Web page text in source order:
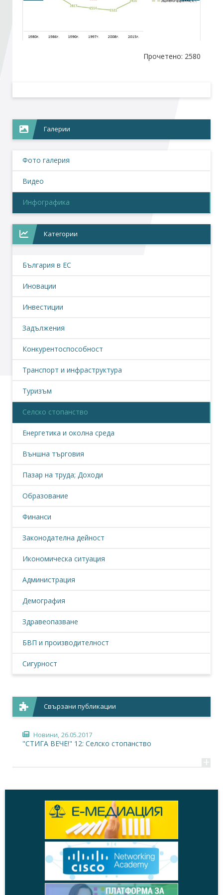
Абонирайте се!
Прочетено: 2580
Галерии
Фото галерия
Видео
Инфографика
Категории
България в ЕС
Иновации
Инвестиции
Задължения
Конкурентоспособност
Транспорт и инфраструктура
Туризъм
Селско стопанство
Енергетика и околна среда
Външна търговия
Пазар на труда; Доходи
Образование
Финанси
Законодателна дейност
Икономическа ситуация
Администрация
Демография
Здравеопазване
БВП и производителност
Сигурност
Свързани публикации
Новини, 26.05.2017
"СТИГА ВЕЧЕ!" 12: Селско стопанство
+